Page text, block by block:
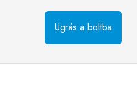
Ugrás a boltba